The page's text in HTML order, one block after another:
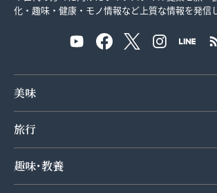
化・趣味・健康・モノ情報など上質な情報を発信
美味
旅行
趣味･教養